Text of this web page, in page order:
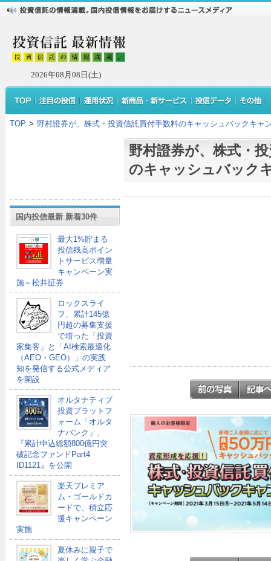
2026年08月08日(土)
TOP > 野村證券が、株式・投資信託買付手数料のキャッシュバックキャ
国内投信最新 新着30件
最大1%貯まる
投信残高ポイン
トサービス増量
キャンペーン実
施～松井証券
ロックスライ
フ、累計145億
円超の募集支援
で培った「投資
家集客」と「AI検索最適化
（AEO・GEO）」の実践
知を発信する公式メディア
を開設
オルタナティブ
投資プラットフ
ォーム「オルタ
ナバンク」、
『累計申込総額800億円突
破記念ファンドPart4
ID1121』を公開
楽天プレミア
ム・ゴールドカ
ードで、積立応
援キャンペーン
実施
夏休みに親子で
野村證券が、株式・
のキャッシュバック